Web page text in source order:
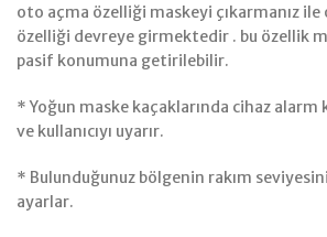
oto açma özelliği maskeyi çıkarmanız ile
özelliği devreye girmektedir . bu özellik
pasif konumuna getirilebilir.
* Yoğun maske kaçaklarında cihaz alarm
ve kullanıcıyı uyarır.
* Bulunduğunuz bölgenin rakım
ayarlar.